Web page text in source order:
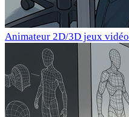
Animateur 2D/3D jeux vidéo